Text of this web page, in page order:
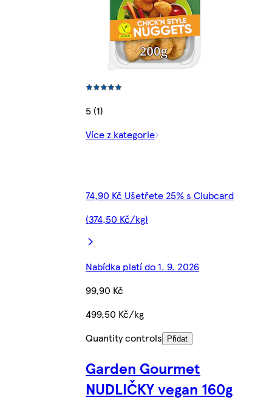
5 (1)
Více z kategorie
74,90 Kč Ušetřete 25% s Clubcard
(374,50 Kč/kg)
Nabídka platí do 1. 9. 2026
99,90 Kč
499,50 Kč/kg
Quantity controls
Přidat
Garden Gourmet
NUDLIČKY vegan 160g